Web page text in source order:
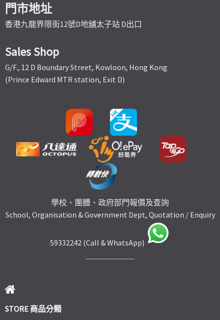
門市地址
香港九龍界限街12號D地舖太子站 D出口
Sales Shop
G/F., 12 D Boundary Street, Kowloon, Hong Kong
(Prince Edward MTR station, Exit D)
學校、團體、政府部門報價及查詢
School, Organisation & Government Dept, Quotation / Enquiry
59332242 (Call & WhatsApp)
STORE 商品分類